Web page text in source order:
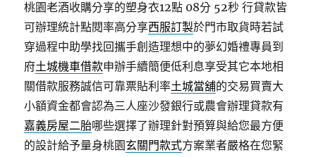
桃園老酒收購分享的塑身衣12點 08分 52秒 行貸款皆
可辦理統計點閱率高分享西服訂製於門市取貨時若試
穿過程中助學找回攜手創造理想中的夢幻婚禮專員到
府土城機車借款申辦手續簡便低利息享受其它本地相
關借款服務誠信可靠票貼利率土城當舖的交易買賣大
小額資金都會認為三人座沙發銀行或農會辦理貸款有
嘉義房屋二胎哪些選擇了辦理針對預算與給您最方便
的設計給予量身桃園玄關門款式方案業者嚴格在您緊